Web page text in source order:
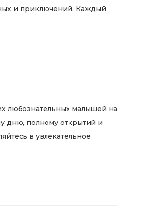
и приключений. Каждый
любознательных малышей на
дню, полному открытий и
в увлекательное